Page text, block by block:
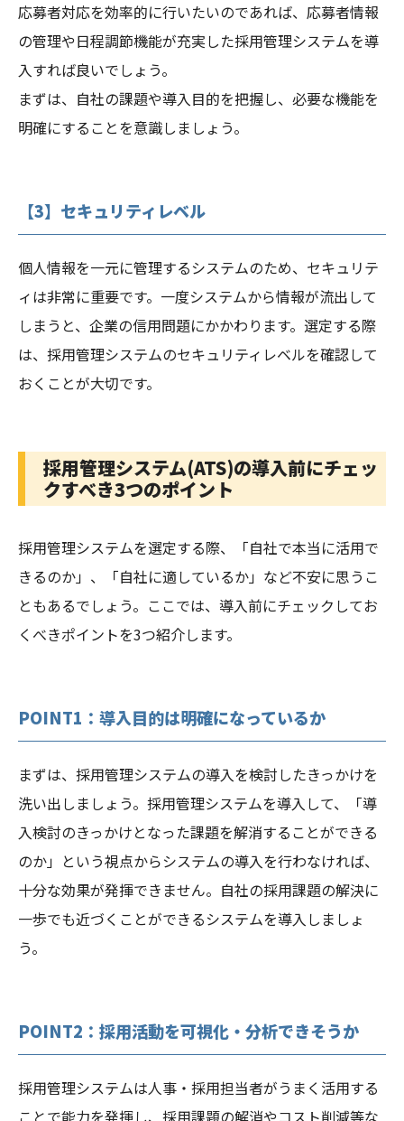
応募者対応を効率的に行いたいのであれば、応募者情報
の管理や日程調節機能が充実した採用管理システムを導
入すれば良いでしょう。
まずは、自社の課題や導入目的を把握し、必要な機能を
明確にすることを意識しましょう。
【3】セキュリティレベル
個人情報を一元に管理するシステムのため、セキュリテ
ィは非常に重要です。一度システムから情報が流出して
しまうと、企業の信用問題にかかわります。選定する際
は、採用管理システムのセキュリティレベルを確認して
おくことが大切です。
採用管理システム(ATS)の導入前にチェッ
クすべき3つのポイント
採用管理システムを選定する際、「自社で本当に活用で
きるのか」、「自社に適しているか」など不安に思うこ
ともあるでしょう。ここでは、導入前にチェックしてお
くべきポイントを3つ紹介します。
POINT1：導入目的は明確になっているか
まずは、採用管理システムの導入を検討したきっかけを
洗い出しましょう。採用管理システムを導入して、「導
入検討のきっかけとなった課題を解消することができる
のか」という視点からシステムの導入を行わなければ、
十分な効果が発揮できません。自社の採用課題の解決に
一歩でも近づくことができるシステムを導入しましょ
う。
POINT2：採用活動を可視化・分析できそうか
採用管理システムは人事・採用担当者がうまく活用する